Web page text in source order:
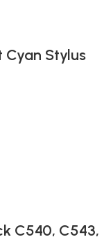
Stylus
C540, C543,